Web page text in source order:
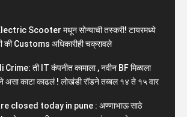
Scooter मधून सोन्याची तस्करी! टायरमध्ये
की Customs अधिकारीही चक्रावले
ती IT कंपनीत कामाला , नवीन BF मिळाला
असा काटा काढलं ! लोखंडी रॉडने तब्बल १४ ते १५ वार
closed today in pune : अण्णाभाऊ साठे